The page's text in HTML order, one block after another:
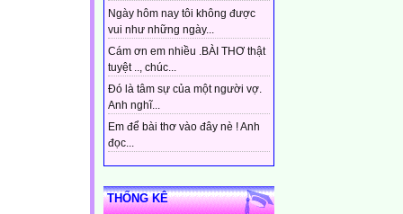
Ngày hôm nay tôi không được
vui như những ngày...
Cám ơn em nhiều .BÀI THƠ thật
tuyệt .., chúc...
Đó là tâm sự của một người vợ.
Anh nghĩ...
Em để bài thơ vào đây nè ! Anh
đọc...
THỐNG KÊ